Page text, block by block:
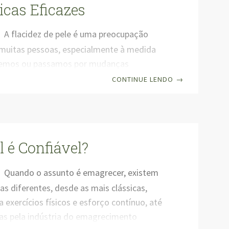
Lentilhas Cenoura Aipo
Eficazes
A flacidez de pele é uma preocupação
pessoas, especialmente à medida
ou passamos por mudanças
de peso. Felizmente, existem várias
A hidratação desempenha um
ao longo do dia para manter
CONTINUE LENDO →
é Confiável?
Quando o assunto é emagrecer, existem
diferentes, desde as mais clássicas,
exercícios físicos e esforço contínuo, até
pela indústria do emagrecimento